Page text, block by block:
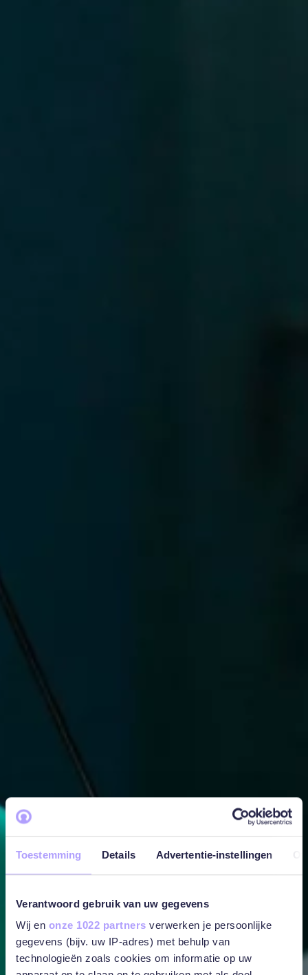
Toestemming Details Advertentie-instellingen
Verantwoord gebruik van uw gegevens
Wij en onze 1022 partners verwerken je persoonlijke
gegevens (bijv. uw IP-adres) met behulp van
technologieën zoals cookies om informatie op uw